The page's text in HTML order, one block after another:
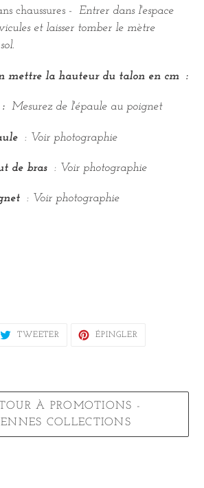
chaussures -
Entrer dans l'espace
et laisser tomber le mètre
mettre la hauteur du talon en cm :
: Mesurez de l'épaule au poignet
: Voir photographie
de bras : Voir photographie
: Voir photographie
TWEETER TWEETERÉPINGLER
À PROMOTIONS -
COLLECTIONS